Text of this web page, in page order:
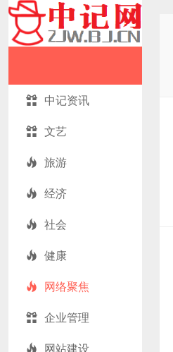
中记资讯
文艺
旅游
经济
社会
健康
网络聚焦
企业管理
网站建设